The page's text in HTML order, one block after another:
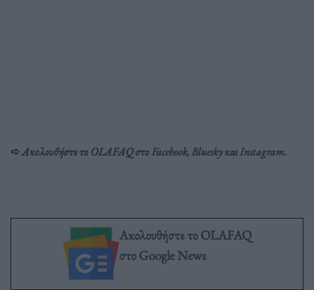
➪Ακολουθήστε το OLAFAQ στοFacebook,BlueskyκαιInstagram.
Ακολουθήστε το OLAFAQ
στο Google News